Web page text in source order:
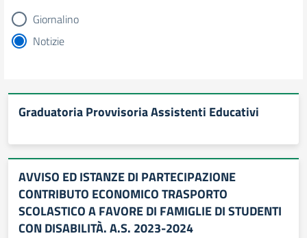
tipologia di articoli
Giornalino
Notizie
Graduatoria Provvisoria Assistenti Educativi
AVVISO ED ISTANZE DI PARTECIPAZIONE
CONTRIBUTO ECONOMICO TRASPORTO
SCOLASTICO A FAVORE DI FAMIGLIE DI STUDENTI
CON DISABILITÀ. A.S. 2023-2024